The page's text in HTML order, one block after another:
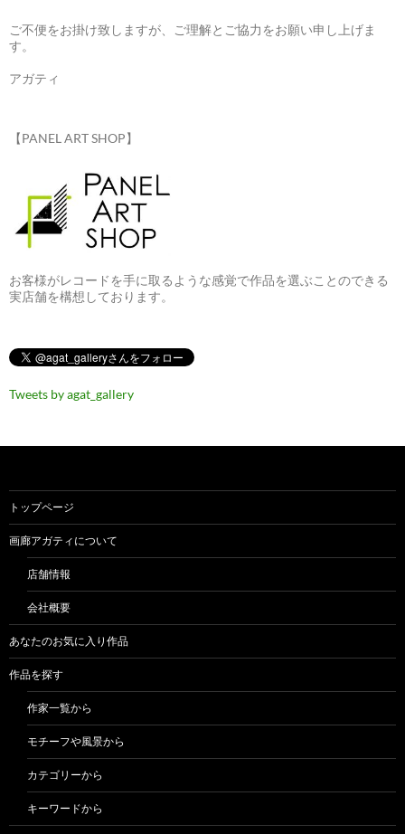
ご不便をお掛け致しますが、ご理解とご協力をお願い申し上げま
す。
アガティ
【PANEL ART SHOP】
お客様がレコードを手に取るような感覚で作品を選ぶことのできる
実店舗を構想しております。
Tweets by agat_gallery
トップページ
画廊アガティについて
店舗情報
会社概要
あなたのお気に入り作品
作品を探す
作家一覧から
モチーフや風景から
カテゴリーから
キーワードから